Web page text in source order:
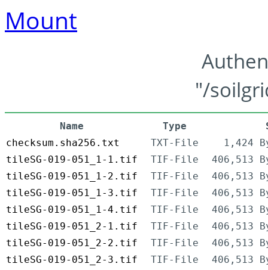
Mount
"/
Name Type
checksum.sha256.txt
TXT-File
1,424
tileSG-019-051_1-1.tif
TIF-File
406,513
tileSG-019-051_1-2.tif
TIF-File
406,513
tileSG-019-051_1-3.tif
TIF-File
406,513
tileSG-019-051_1-4.tif
TIF-File
406,513
tileSG-019-051_2-1.tif
TIF-File
406,513
tileSG-019-051_2-2.tif
TIF-File
406,513
tileSG-019-051_2-3.tif
TIF-File
406,513